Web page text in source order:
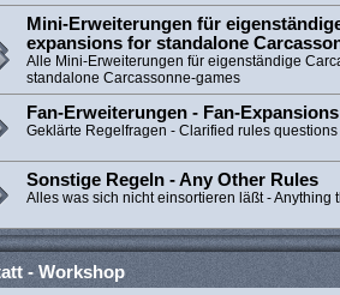
Mini-Erweiterungen für
expansions for standalone
Alle Mini-Erweiterungen für eigenständige
standalone Carcassonne-games
Fan-Erweiterungen - Fan-Expansions
Geklärte Regelfragen - Clarified rules questions
Sonstige Regeln - Any Other Rules
Alles was sich nicht einsortieren läßt - Anything
- Workshop